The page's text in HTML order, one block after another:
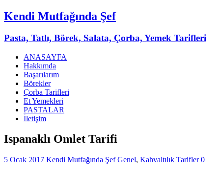
Kendi Mutfağında Şef
Pasta, Tatlı, Börek, Salata, Çorba, Yemek Tarifleri
ANASAYFA
Hakkımda
Başarılarım
Börekler
Çorba Tarifleri
Et Yemekleri
PASTALAR
İletişim
Ispanaklı Omlet Tarifi
5 Ocak 2017 Kendi Mutfağında Şef Genel, Kahvaltılık Tarifler 0